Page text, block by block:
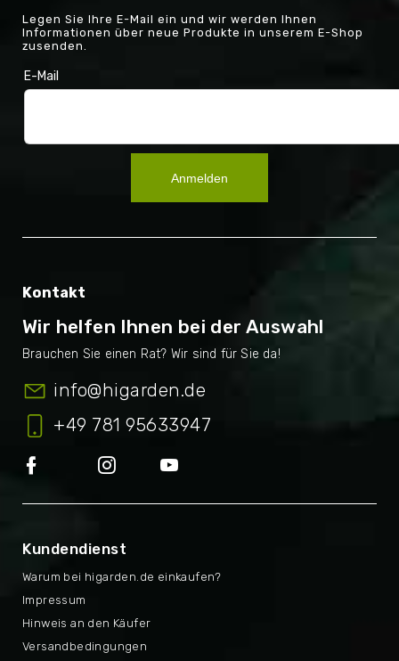
Legen Sie Ihre E-Mail ein und wir werden Ihnen
Informationen über neue Produkte in unserem E-Shop
zusenden.
E-Mail
Anmelden
Kontakt
Wir helfen Ihnen bei der Auswahl
info@higarden.de
+49 781 95633947
Kundendienst
Warum bei higarden.de einkaufen?
Impressum
Hinweis an den Käufer
Versandbedingungen